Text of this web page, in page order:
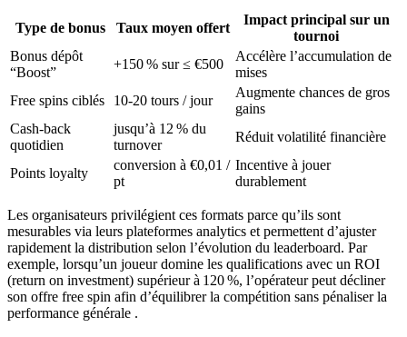
Type de bonus Taux moyen offert
Impact principal sur un
tournoi
Bonus dépôt
“Boost”
+150 % sur ≤ €500
Accélère l’accumulation de
mises
Free spins ciblés
10‑20 tours / jour
Augmente chances de gros
gains
Cash‑back
quotidien
jusqu’à 12 % du
turnover
Réduit volatilité financière
Points loyalty
conversion à €0,01 /
pt
Incentive à jouer
durablement
Les organisateurs privilégient ces formats parce qu’ils sont
mesurables via leurs plateformes analytics et permettent d’ajuster
rapidement la distribution selon l’évolution du leaderboard. Par
exemple, lorsqu’un joueur domine les qualifications avec un ROI
(return on investment) supérieur à 120 %, l’opérateur peut décliner
son offre free spin afin d’équilibrer la compétition sans pénaliser la
performance générale .